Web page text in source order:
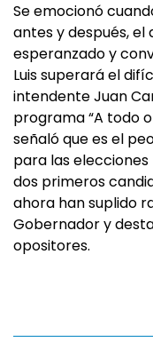
Se emocionó
antes y después,
esperanzado y
Luis superará el
intendente Juan
programa “A todo
señaló que es el
para las
dos primeros
ahora han suplido
Gobernador y
opositores.